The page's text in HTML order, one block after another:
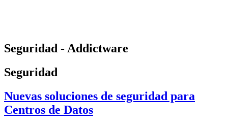
Seguridad - Addictware
Seguridad
Nuevas soluciones de seguridad para
Centros de Datos